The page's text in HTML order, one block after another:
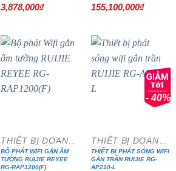
3,878,000₫ 155,100,000₫
THIẾT BỊ DOANH NGHIỆP
BỘ PHÁT WIFI GẮN ÂM
TƯỜNG RUIJIE REYEE
RG-RAP1200(F)
- 40%
THIẾT BỊ DOANH NGHIỆP
THIẾT BỊ PHÁT SÓNG WIFI
GẮN TRẦN RUIJIE RG-
AP210-L